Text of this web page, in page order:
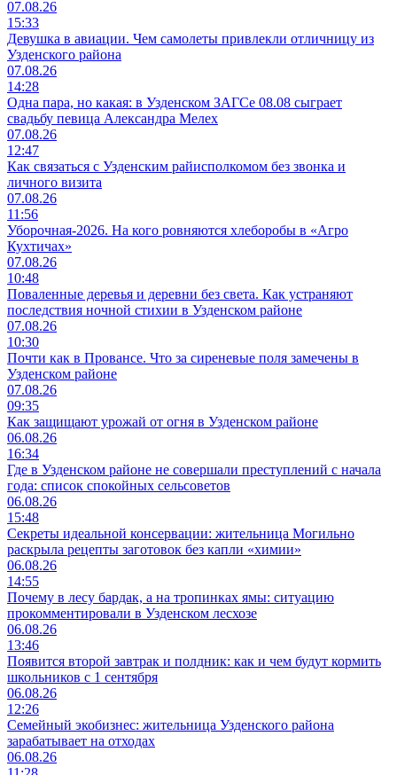
07.08.26
15:33
Девушка в авиации. Чем самолеты привлекли отличницу из
Узденского района
07.08.26
14:28
Одна пара, но какая: в Узденском ЗАГСе 08.08 сыграет
свадьбу певица Александра Мелех
07.08.26
12:47
Как связаться с Узденским райисполкомом без звонка и
личного визита
07.08.26
11:56
Уборочная-2026. На кого ровняются хлеборобы в «Агро
Кухтичах»
07.08.26
10:48
Поваленные деревья и деревни без света. Как устраняют
последствия ночной стихии в Узденском районе
07.08.26
10:30
Почти как в Провансе. Что за сиреневые поля замечены в
Узденском районе
07.08.26
09:35
Как защищают урожай от огня в Узденском районе
06.08.26
16:34
Где в Узденском районе не совершали преступлений с начала
года: список спокойных сельсоветов
06.08.26
15:48
Секреты идеальной консервации: жительница Могильно
раскрыла рецепты заготовок без капли «химии»
06.08.26
14:55
Почему в лесу бардак, а на тропинках ямы: ситуацию
прокомментировали в Узденском лесхозе
06.08.26
13:46
Появится второй завтрак и полдник: как и чем будут кормить
школьников с 1 сентября
06.08.26
12:26
Семейный экобизнес: жительница Узденского района
зарабатывает на отходах
06.08.26